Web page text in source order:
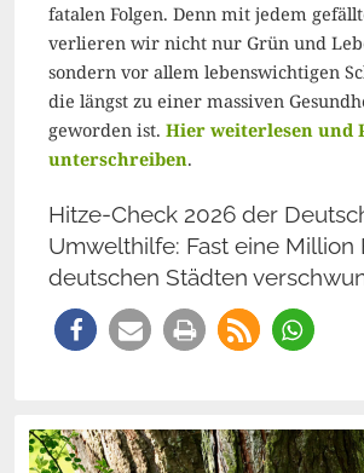
fatalen Folgen. Denn mit jedem
verlieren wir nicht nur Grün und
sondern vor allem lebenswichtigen
die längst zu einer massiven
geworden ist. Hier weiterlesen und
unterschreiben.
Hitze-Check 2026 der
Umwelthilfe: Fast eine Million
deutschen Städten